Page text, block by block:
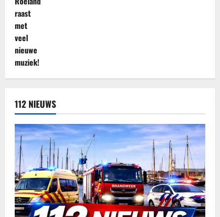
112 NIEUWS